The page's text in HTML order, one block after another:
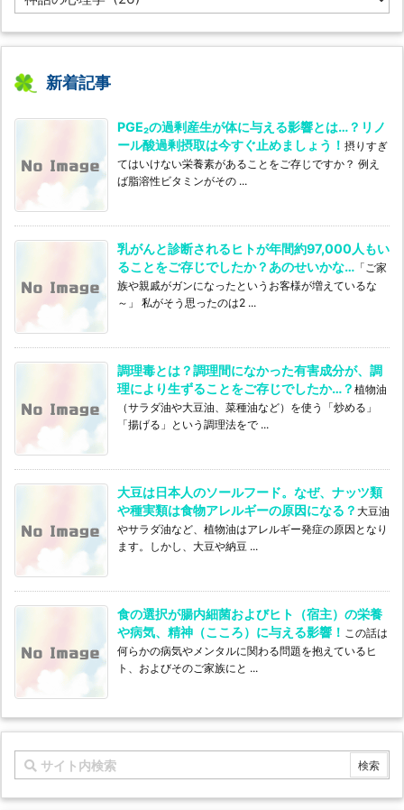
l
g’s
テ
リ
新着記事
PGE₂の過剰産生が体に与える影響とは…？リノ
ール酸過剰摂取は今すぐ止めましょう！ 摂りすぎ
てはいけない栄養素があることをご存じですか？ 例え
ば脂溶性ビタミンがその ...
乳がんと診断されるヒトが年間約97,000人もい
ることをご存じでしたか？あのせいかな… 「ご家
族や親戚がガンになったというお客様が増えているな
～」 私がそう思ったのは2 ...
調理毒とは？調理間になかった有害成分が、調
理により生ずることをご存じでしたか…？ 植物油
（サラダ油や大豆油、菜種油など）を使う「炒める」
「揚げる」という調理法をで ...
大豆は日本人のソールフード。なぜ、ナッツ類
や種実類は食物アレルギーの原因になる？ 大豆油
やサラダ油など、植物油はアレルギー発症の原因となり
ます。しかし、大豆や納豆 ...
食の選択が腸内細菌およびヒト（宿主）の栄養
や病気、精神（こころ）に与える影響！ この話は
何らかの病気やメンタルに関わる問題を抱えているヒ
ト、およびそのご家族にと ...